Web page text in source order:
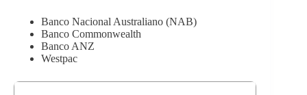
Banco Nacional Australiano (NAB)
Banco Commonwealth
Banco ANZ
Westpac